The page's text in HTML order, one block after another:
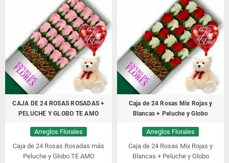
CAJA DE 24 ROSAS ROSADAS +
PELUCHE Y GLOBO TE AMO
Arreglos Florales
Caja de 24 Rosas Rosadas más
Peluche y Globo TE AMO
Caja de 24 Rosas Mix Rojas y
Blancas + Peluche y Globo
Arreglos Florales
Caja de 24 Rosas Mix Rojas y
Blancas + Peluche y Globo